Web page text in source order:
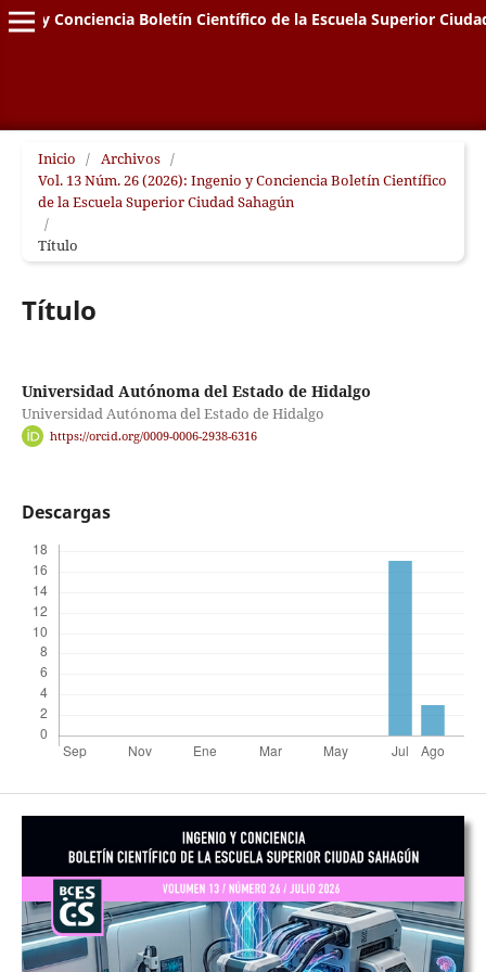
y Conciencia Boletín Científico de la Escuela Superior
Inicio / Archivos /
Vol. 13 Núm. 26 (2026): Ingenio y Conciencia Boletín Científico
de la Escuela Superior Ciudad Sahagún
/
Título
Título
Universidad Autónoma del Estado de Hidalgo
Universidad Autónoma del Estado de Hidalgo
https://orcid.org/0009-0006-2938-6316
Descargas